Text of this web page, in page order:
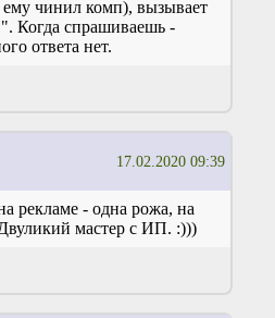
чинил комп), вызывает
Когда спрашиваешь -
ответа нет.
17.02.2020 09:39
рекламе - одна рожа, на
мастер с ИП. :)))